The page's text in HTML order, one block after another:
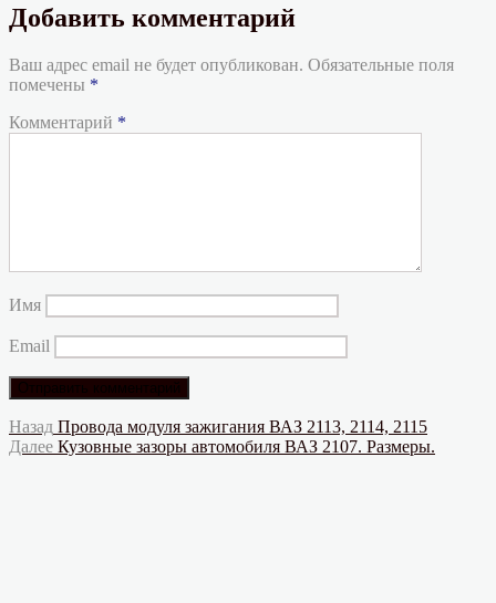
Добавить комментарий
Ваш адрес email не будет опубликован. Обязательные поля
помечены *
Комментарий *
Имя
Email
Навигация
по
Назад Предыдущая
запись:
Провода модуля зажигания ВАЗ 2113, 2114, 2115
Далее Следующая
Кузовные зазоры автомобиля ВАЗ 2107. Размеры.